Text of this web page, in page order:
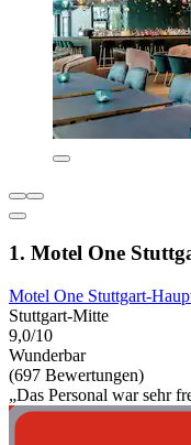
1. Motel One
Motel One Stuttgart-
Stuttgart-Mitte
9,0/10
Wunderbar
(697 Bewertungen)
„Das Personal war sehr